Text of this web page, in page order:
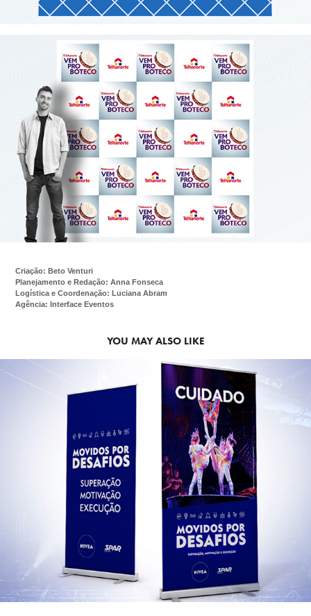
Criação: Beto Venturi
Planejamento e Redação: Anna Fonseca
Logística e Coordenação: Luciana Abram
Agência: Interface Eventos
YOU MAY ALSO LIKE
2018
WORKSHOP NIVEA • 2018